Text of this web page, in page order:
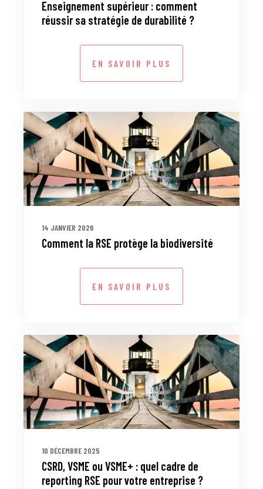
Enseignement supérieur : comment
réussir sa stratégie de durabilité ?
EN SAVOIR PLUS
14 JANVIER 2026
Comment la RSE protège la biodiversité
EN SAVOIR PLUS
10 DÉCEMBRE 2025
CSRD, VSME ou VSME+ : quel cadre de
reporting RSE pour votre entreprise ?